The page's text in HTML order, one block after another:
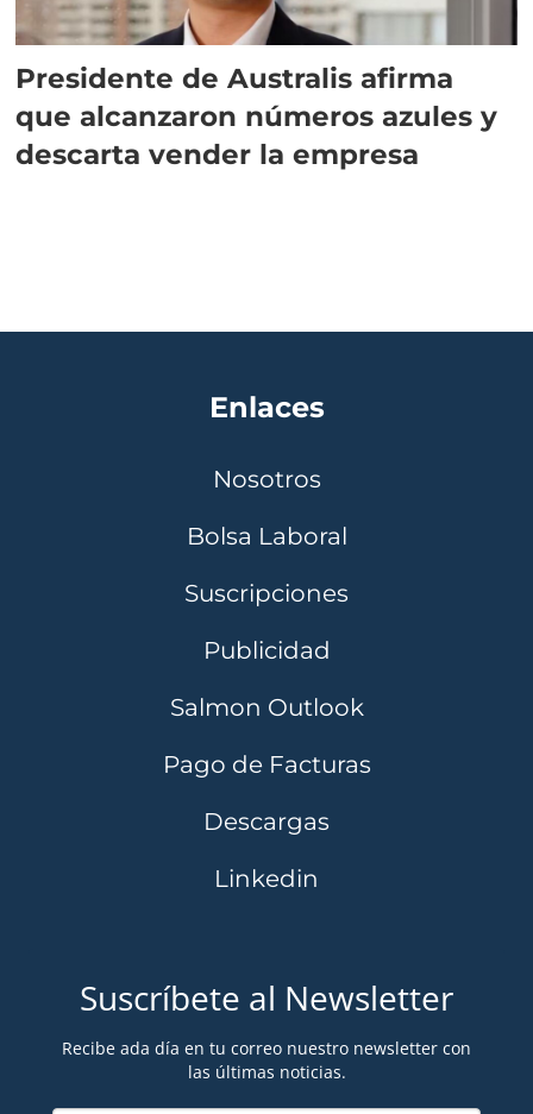
Presidente de Australis afirma
que alcanzaron números azules y
descarta vender la empresa
Enlaces
Nosotros
Bolsa Laboral
Suscripciones
Publicidad
Salmon Outlook
Pago de Facturas
Descargas
Linkedin
Suscríbete al Newsletter
Recibe ada día en tu correo nuestro newsletter con
las últimas noticias.